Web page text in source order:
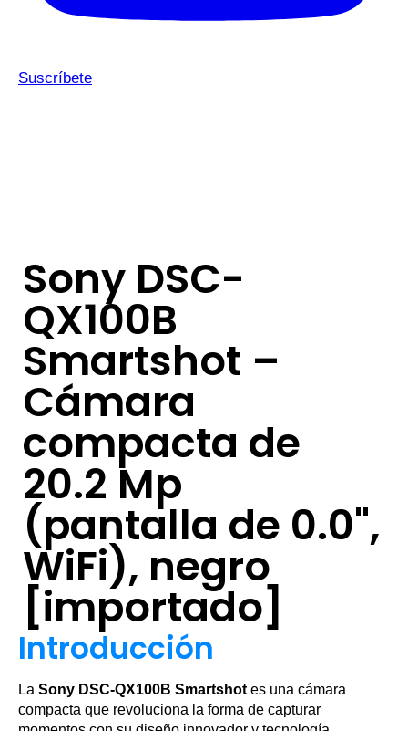
Suscríbete
Sony DSC-
QX100B
Smartshot –
Cámara
compacta de
20.2 Mp
(pantalla de 0.0",
WiFi), negro
[importado]
Introducción
La Sony DSC-QX100B Smartshotes una cámara
compacta que revoluciona la forma de capturar